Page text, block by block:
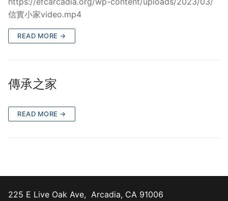
信實小家video.mp4
READ MORE →
傳承之家
READ MORE →
225 E Live Oak Ave, Arcadia, CA 91006